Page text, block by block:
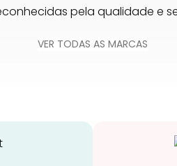
pela qualidade
VER TODAS AS MARCAS